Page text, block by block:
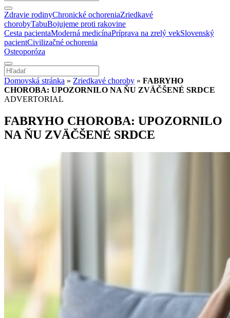
Zdravie rodinyChronické ochoreniaZriedkavé
chorobyTabuBojujeme proti rakovine
Cesta pacientaModerná medicínaPríprava na zrelý vekSlovenský
pacientCivilizačné ochorenia
Osteoporóza
Domovská stránka » Zriedkavé choroby » FABRYHO
CHOROBA: UPOZORNILO NA ŇU ZVÄČŠENÉ SRDCE
ADVERTORIAL
FABRYHO CHOROBA: UPOZORNILO
NA ŇU ZVÄČŠENÉ SRDCE